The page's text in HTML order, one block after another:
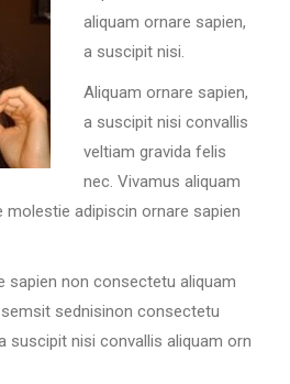
aliquam ornare sapien,
a suscipit nisi.
Aliquam ornare sapien,
a suscipit nisi convallis
veltiam gravida felis
nec. Vivamus aliquam
molestie adipiscin ornare sapien
sapien non consectetu aliquam
sednisinon consectetu
suscipit nisi convallis aliquam orn